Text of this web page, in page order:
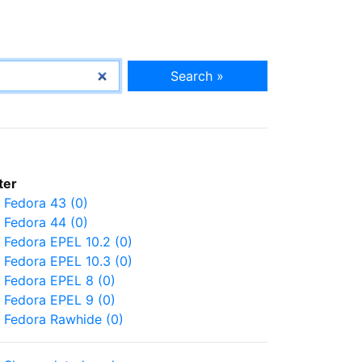
Search »
Fedora 43 (0)
Fedora 44 (0)
Fedora EPEL 10.2 (0)
Fedora EPEL 10.3 (0)
Fedora EPEL 8 (0)
Fedora EPEL 9 (0)
Fedora Rawhide (0)